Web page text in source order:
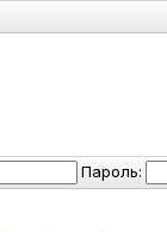
Пароль: